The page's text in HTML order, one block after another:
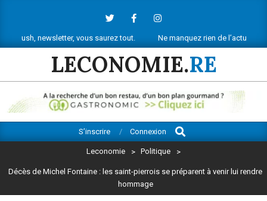
content
newsletter, vous saurez tout. Ne manquez rien de l’actu
LECONOMIE.RE
Navigation
S’inscrire Connexion
Search
Leconomie > Politique >
Décès de Michel Fontaine : les saint-pierrois se préparent à venir lui rendre
hommage